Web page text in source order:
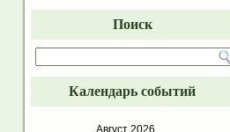
Поиск
Календарь событий